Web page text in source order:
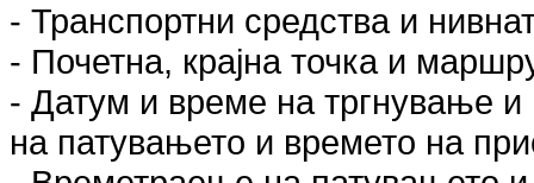
- Транспортни средства и
- Почетна, крајна точка и
- Датум и време на тргнување и
на патувањето и времето на